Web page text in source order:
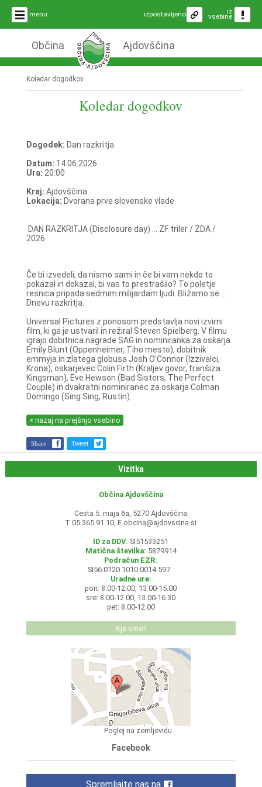
menu iz
vsebine
izpostavljeno
Občina Ajdovščina
Koledar dogodkov
Koledar dogodkov
Dogodek: Dan razkritja
Datum: 14.06.2026
Ura: 20:00
Kraj: Ajdovščina
Lokacija: Dvorana prve slovenske vlade
DAN RAZKRITJA (Disclosure day) ... ZF triler / ZDA /
2026
Če bi izvedeli, da nismo sami in če bi vam nekdo to
pokazal in dokazal, bi vas to prestrašilo? To poletje
resnica pripada sedmim milijardam ljudi. Bližamo se ...
Dnevu razkritja.
Universal Pictures z ponosom predstavlja novi izvirni
film, ki ga je ustvaril in režiral Steven Spielberg. V filmu
igrajo dobitnica nagrade SAG in nominiranka za oskarja
Emily Blunt (Oppenheimer, Tiho mesto), dobitnik
emmyja in zlatega globusa Josh O’Connor (Izzivalci,
Krona), oskarjevec Colin Firth (Kraljev govor, franšiza
Kingsman), Eve Hewson (Bad Sisters, The Perfect
Couple) in dvakratni nominiranec za oskarja Colman
Domingo (Sing Sing, Rustin).
< nazaj na prejšnjo vsebino
Share Tweet
Vizitka
Občina Ajdovščina
Cesta 5. maja 6a, 5270 Ajdovščina
T 05 365 91 10, E obcina@ajdovscina.si
ID za DDV: SI51533251
Matična številka: 5879914
Podračun EZR:
SI56 0120 1010 0014 597
Uradne ure:
pon: 8.00-12.00, 13.00-15.00
sre: 8.00-12.00, 13.00-16.30
pet: 8.00-12.00
Kje smo?
Poglej na zemljevidu
Facebook
Spremljajte nas na